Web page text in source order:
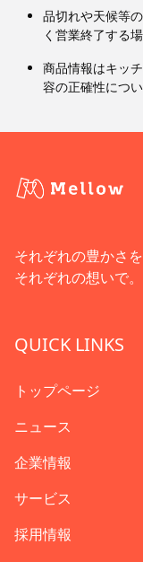
品切れや天候等
く営業終了する
商品情報はキッ
容の正確性につ
それぞれの豊かさを
それぞれの想いで。
QUICK LINKS
トップページ
ニュース
企業情報
サービス
採用情報